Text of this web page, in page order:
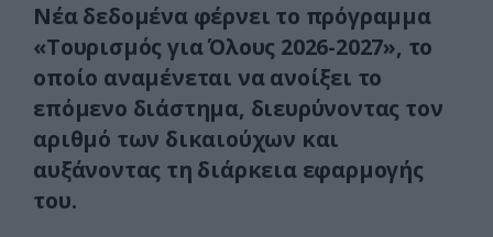
Νέα δεδομένα φέρνει το πρόγραμμα
«Τουρισμός για Όλους 2026-2027», το
οποίο αναμένεται να ανοίξει το
επόμενο διάστημα, διευρύνοντας τον
αριθμό των δικαιούχων και
αυξάνοντας τη διάρκεια εφαρμογής
του.